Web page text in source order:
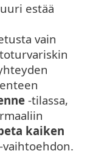
estää
vain
-tilassa,
kaiken
-vaihtoehdon.